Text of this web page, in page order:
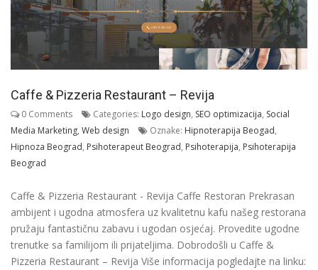
Caffe & Pizzeria Restaurant – Revija
0 Comments Categories: Logo design, SEO optimizacija, Social
Media Marketing, Web design Oznake: Hipnoterapija Beogad,
Hipnoza Beograd, Psihoterapeut Beograd, Psihoterapija, Psihoterapija
Beograd
Caffe & Pizzeria Restaurant - Revija Caffe Restoran Prekrasan
ambijent i ugodna atmosfera uz kvalitetnu kafu našeg restorana
pružaju fantastičnu zabavu i ugodan osjećaj. Provedite ugodne
trenutke sa familijom ili prijateljima. Dobrodošli u Caffe &
Pizzeria Restaurant – Revija Više informacija pogledajte na linku: